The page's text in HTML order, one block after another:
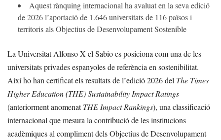
Aquest rànquing internacional ha avaluat en la seva edició
de 2026 l’aportació de 1.646 universitats de 116 països i
territoris als Objectius de Desenvolupament Sostenible
La Universitat Alfonso X el Sabio es posiciona com una de les
universitats privades espanyoles de referència en sostenibilitat.
Així ho han certificat els resultats de l’edició 2026 del The Times
Higher Education (THE) Sustainability Impact Ratings
(anteriorment anomenatTHE Impact Rankings), una classificació
internacional que mesura la contribució de les institucions
acadèmiques al compliment dels Objectius de Desenvolupament